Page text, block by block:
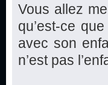
Vous allez
qu’est-ce
avec son
n’est pas